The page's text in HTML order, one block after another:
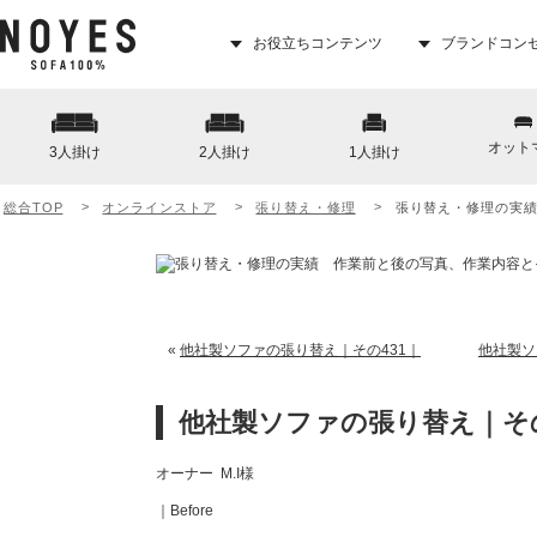
お役立ちコンテンツ ブランドコン
3人掛け 2人掛け 1人掛け オット
総合TOP オンラインストア 張り替え・修理 張り替え・修理の実績
« 他社製ソファの張り替え｜その431｜ 他社製
他社製ソファの張り替え｜そ
オーナー M.I様
｜Before